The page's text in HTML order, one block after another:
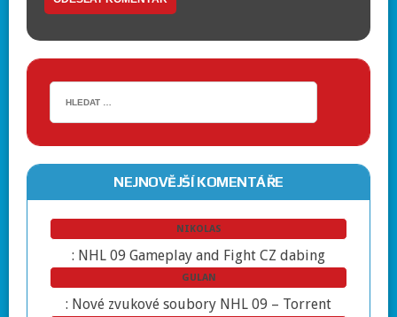
NEJNOVĚJŠÍ KOMENTÁŘE
NIKOLAS
: NHL 09 Gameplay and Fight CZ dabing
GULAN
: Nové zvukové soubory NHL 09 – Torrent